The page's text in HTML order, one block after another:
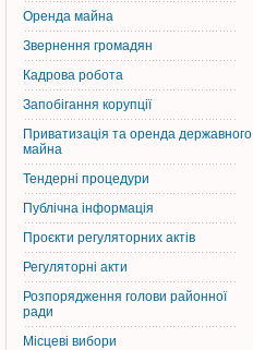
Оренда майна
Звернення громадян
Кадрова робота
Запобігання корупції
Приватизація та оренда державного
майна
Тендерні процедури
Публічна інформація
Проєкти регуляторних актів
Регуляторні акти
Розпорядження голови районної
ради
Місцеві вибори